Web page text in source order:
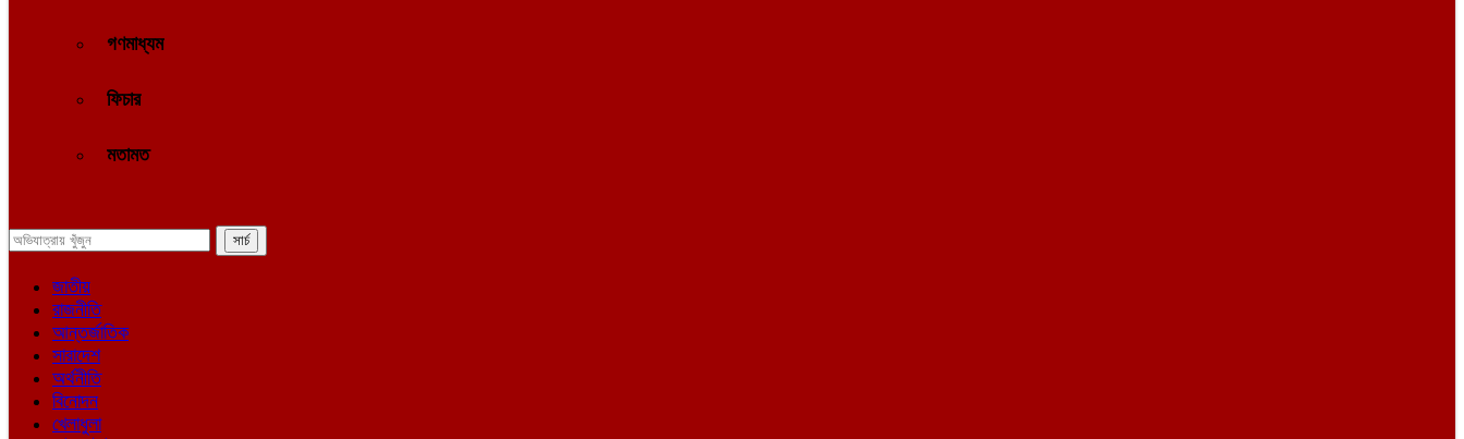
গণমাধ্যম
ফিচার
মতামত
জাতীয়
রাজনীতি
আন্তর্জাতিক
সারাদেশ
অর্থনীতি
বিনোদন
খেলাধুলা